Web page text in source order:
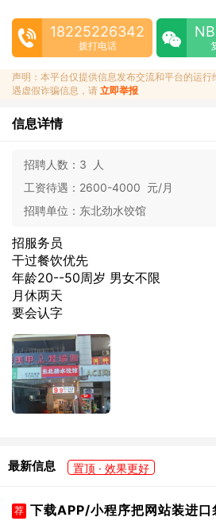
18225226342
拨打电话
声明：本平台仅提供信息发布交流和平台的运
遇虚假诈骗信息，请 立即举报
信息详情
招聘人数： 3 人
工资待遇： 2600-4000 元/月
招聘单位： 东北劲水饺馆
招服务员
干过餐饮优先
年龄20--50周岁 男女不限
月休两天
要会认字
最新信息 置顶 · 效果更好
荐 下载APP/小程序把网站装进口